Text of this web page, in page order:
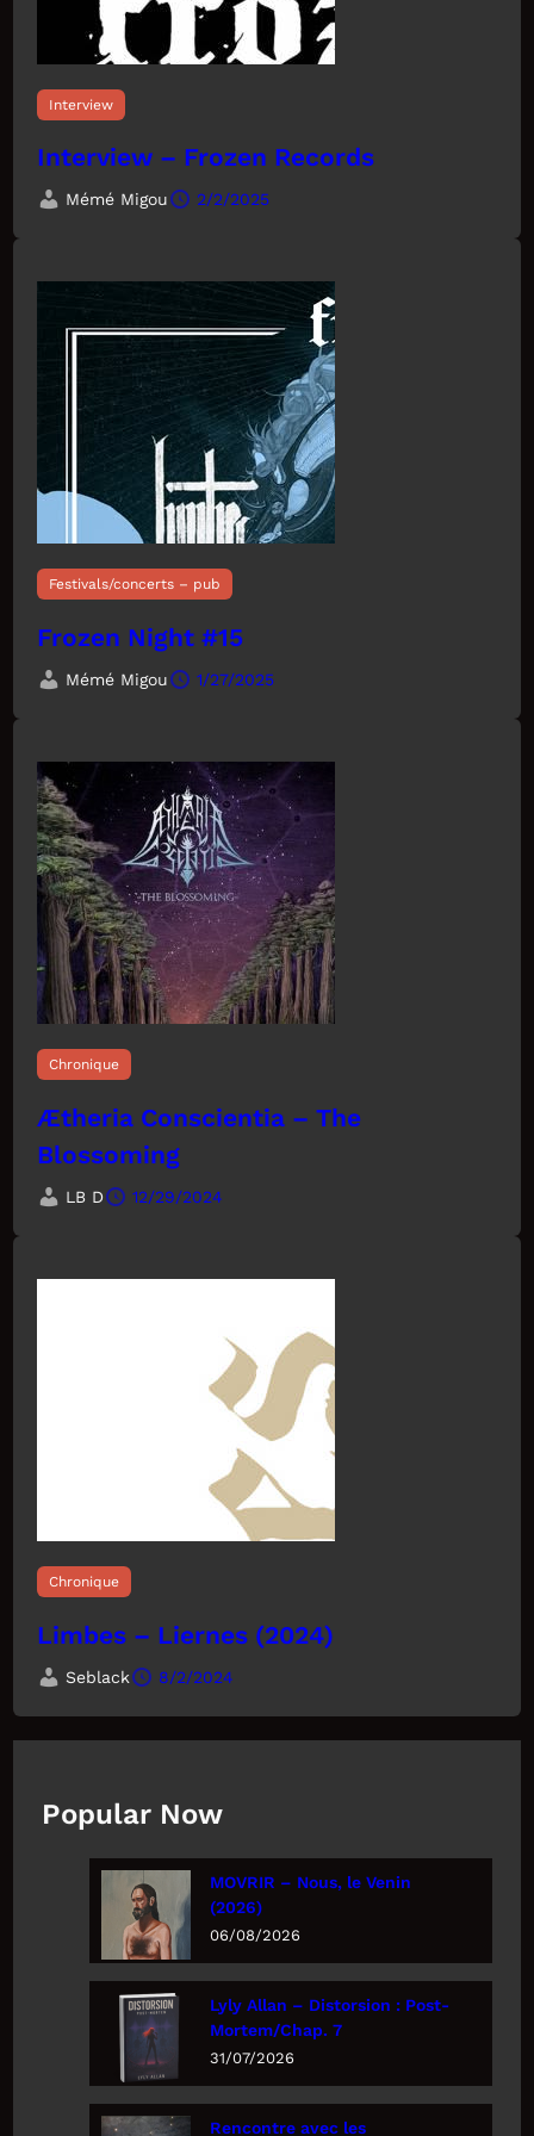
Interview
Interview – Frozen Records
Mémé Migou 2/2/2025
Festivals/concerts – pub
Frozen Night #15
Mémé Migou 1/27/2025
Chronique
Ætheria Conscientia – The
Blossoming
LB D 12/29/2024
Chronique
Limbes – Liernes (2024)
Seblack 8/2/2024
Popular Now
MOVRIR – Nous, le Venin
(2026)
06/08/2026
Lyly Allan – Distorsion : Post-
Mortem/Chap. 7
31/07/2026
Rencontre avec les